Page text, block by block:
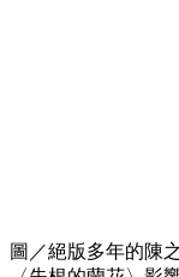
圖／絕版多年的陳